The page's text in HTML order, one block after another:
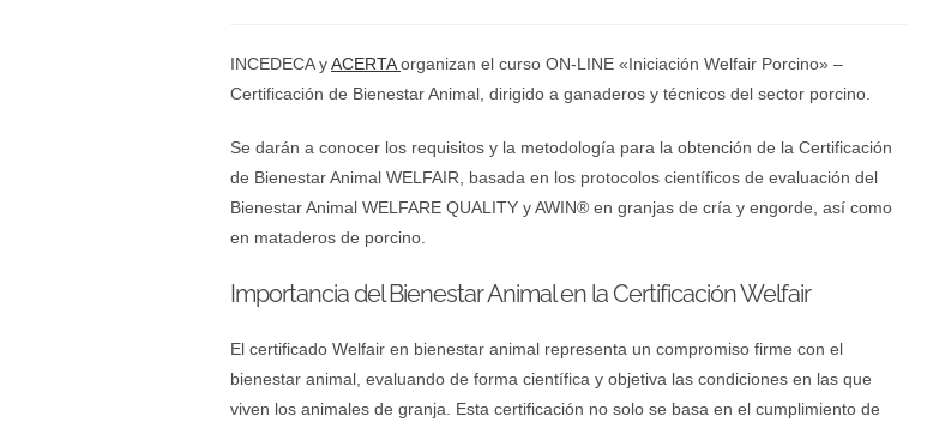
INCEDECA yACERTAorganizan el curso ON-LINE «Iniciación Welfair Porcino» –
Certificación de Bienestar Animal, dirigido a ganaderos y técnicos del sector porcino.
Se darán a conocer los requisitos y la metodología para la obtención de la Certificación
de Bienestar Animal WELFAIR, basada en los protocolos científicos de evaluación del
Bienestar Animal WELFARE QUALITY y AWIN® en granjas de cría y engorde, así como
en mataderos de porcino.
Importancia del Bienestar Animal en la Certificación Welfair
El certificado Welfair en bienestar animal representa un compromiso firme con el
bienestar animal, evaluando de forma científica y objetiva las condiciones en las que
viven los animales de granja. Esta certificación no solo se basa en el cumplimiento de